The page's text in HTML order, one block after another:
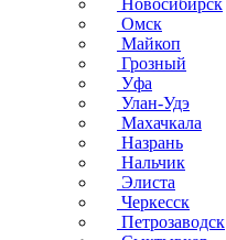
Новосибирск
Омск
Майкоп
Грозный
Уфа
Улан-Удэ
Махачкала
Назрань
Нальчик
Элиста
Черкесск
Петрозаводск